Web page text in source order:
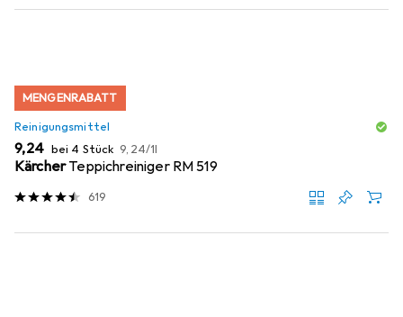
MENGENRABATT
Reinigungsmittel
EUR
9,24 bei 4 Stück EUR
9,24/1l
KärcherTeppichreiniger RM 519
619